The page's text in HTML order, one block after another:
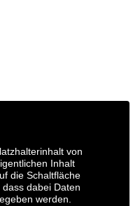
von
Inhalt
die Schaltfläche
dabei Daten
werden.